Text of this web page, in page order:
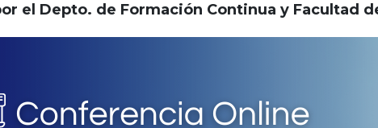
el Depto. de Formación Continua y Facultad